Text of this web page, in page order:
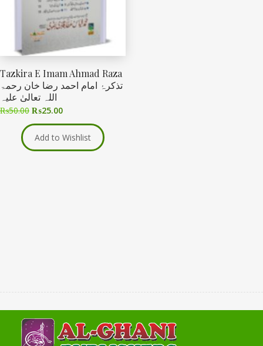
Tazkira E Imam Ahmad Raza
تذکرۂ امام احمد رضا خان رحمۃ
اللہ تعالیٰ علیہ
₨50.00 ₨25.00
Add to Wishlist